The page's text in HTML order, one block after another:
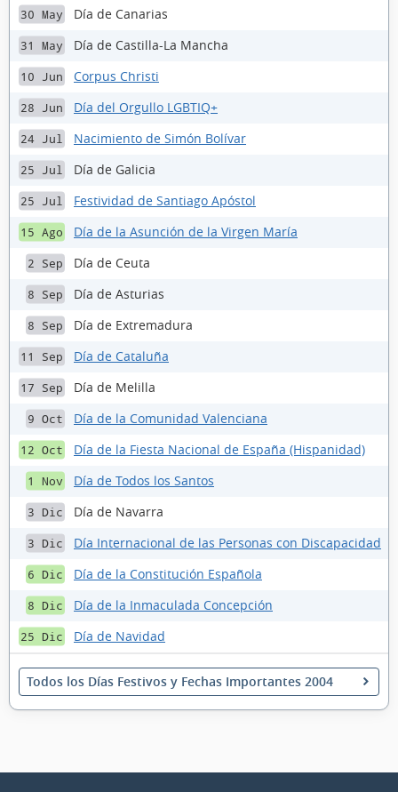
30 May Día de Canarias
31 May Día de Castilla-La Mancha
10 Jun Corpus Christi
28 Jun Día del Orgullo LGBTIQ+
24 Jul Nacimiento de Simón Bolívar
25 Jul Día de Galicia
25 Jul Festividad de Santiago Apóstol
15 Ago Día de la Asunción de la Virgen María
2 Sep Día de Ceuta
8 Sep Día de Asturias
8 Sep Día de Extremadura
11 Sep Día de Cataluña
17 Sep Día de Melilla
9 Oct Día de la Comunidad Valenciana
12 Oct Día de la Fiesta Nacional de España (Hispanidad)
1 Nov Día de Todos los Santos
3 Dic Día de Navarra
3 Dic Día Internacional de las Personas con Discapacidad
6 Dic Día de la Constitución Española
8 Dic Día de la Inmaculada Concepción
25 Dic Día de Navidad
Todos los Días Festivos y Fechas Importantes 2004